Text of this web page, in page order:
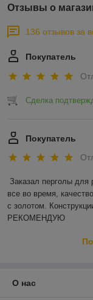
Отзывы о
136 отзывов за
Покупатель
Сделка
Покупатель
Заказал перголы
все во время,
с золотом.
РЕКОМЕНДУЮ
О нас